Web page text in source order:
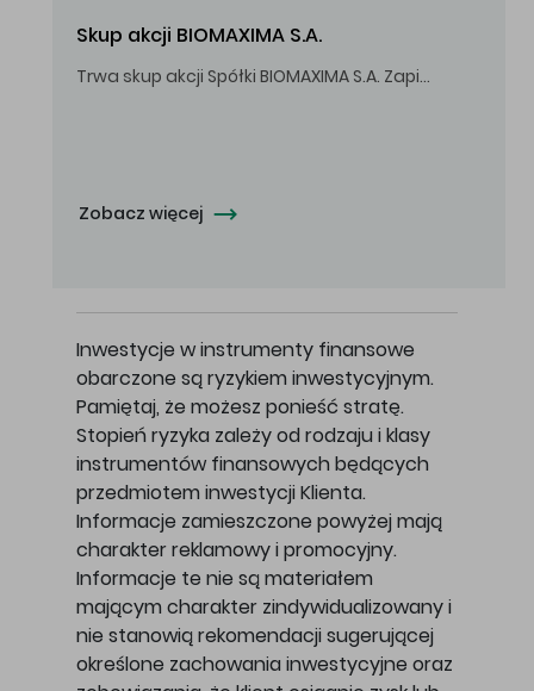
Skup akcji BIOMAXIMA S.A.
Trwa skup akcji Spółki BIOMAXIMA S.A. Zapisy do 4 sierpnia 2026 r. do godz. 16.00.
Zobacz więcej
Inwestycje w instrumenty finansowe
obarczone są ryzykiem inwestycyjnym.
Pamiętaj, że możesz ponieść stratę.
Stopień ryzyka zależy od rodzaju i klasy
instrumentów finansowych będących
przedmiotem inwestycji Klienta.
Informacje zamieszczone powyżej mają
charakter reklamowy i promocyjny.
Informacje te nie są materiałem
mającym charakter zindywidualizowany i
nie stanowią rekomendacji sugerującej
określone zachowania inwestycyjne oraz